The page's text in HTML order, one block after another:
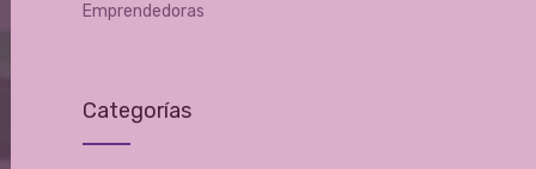
Emprendedoras
Categorías